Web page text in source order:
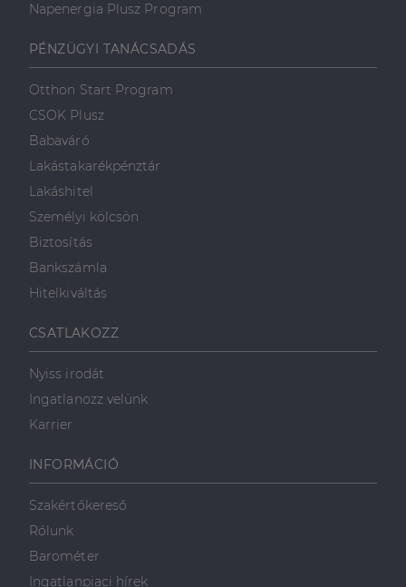
Napenergia Plusz Program
PÉNZÜGYI TANÁCSADÁS
Otthon Start Program
CSOK Plusz
Babaváró
Lakástakarékpénztár
Lakáshitel
Személyi kölcsön
Biztosítás
Bankszámla
Hitelkiváltás
CSATLAKOZZ
Nyiss irodát
Ingatlanozz velünk
Karrier
INFORMÁCIÓ
Szakértőkereső
Rólunk
Barométer
Ingatlanpiaci hírek